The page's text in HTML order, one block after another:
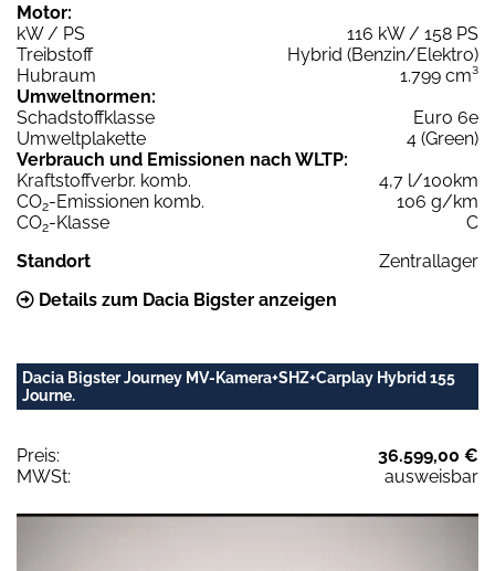
Motor:
kW / PS
116 kW / 158 PS
Treibstoff
Hybrid (Benzin/Elektro)
Hubraum
1.799 cm³
Umweltnormen:
Schadstoffklasse
Euro 6e
Umweltplakette
4 (Green)
Verbrauch und Emissionen nach WLTP:
Kraftstoffverbr. komb.
4,7 l/100km
CO2-Emissionen komb.
106 g/km
CO2-Klasse
C
Standort
Zentrallager
Details zum Dacia Bigster anzeigen
Dacia Bigster Journey MV-Kamera+SHZ+Carplay Hybrid 155
Journe.
Preis:
36.599,00 €
MWSt:
ausweisbar